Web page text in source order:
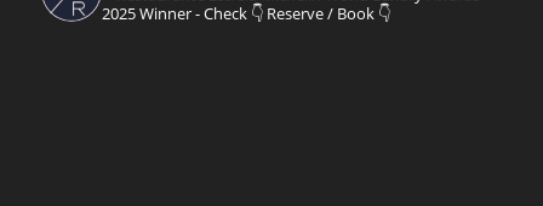
2025 Winner - Check 👇Reserve / Book 👇